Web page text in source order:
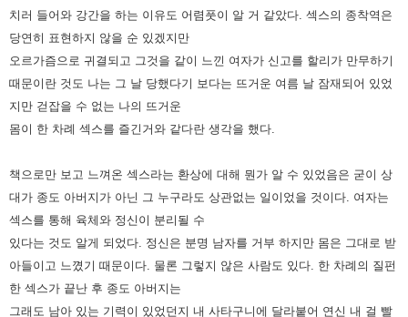
치러 들어와 강간을 하는 이유도 어렴풋이 알 거 같았다. 섹스의 종착역은
당연히 표현하지 않을 순 있겠지만
오르가즘으로 귀결되고 그것을 같이 느낀 여자가 신고를 할리가 만무하기
때문이란 것도 나는 그 날 당했다기 보다는 뜨거운 여름 날 잠재되어 있었
지만 걷잡을 수 없는 나의 뜨거운
몸이 한 차례 섹스를 즐긴거와 같다란 생각을 했다.
책으로만 보고 느껴온 섹스라는 환상에 대해 뭔가 알 수 있었음은 굳이 상
대가 종도 아버지가 아닌 그 누구라도 상관없는 일이었을 것이다. 여자는
섹스를 통해 육체와 정신이 분리될 수
있다는 것도 알게 되었다. 정신은 분명 남자를 거부 하지만 몸은 그대로 받
아들이고 느꼈기 때문이다. 물론 그렇지 않은 사람도 있다. 한 차례의 질펀
한 섹스가 끝난 후 종도 아버지는
그래도 남아 있는 기력이 있었던지 내 사타구니에 달라붙어 연신 내 걸 빨